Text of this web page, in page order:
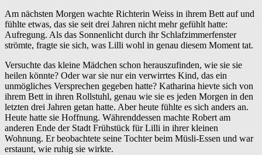
Am nächsten Morgen wachte Richterin Weiss in ihrem Bett auf und
fühlte etwas, das sie seit drei Jahren nicht mehr gefühlt hatte:
Aufregung. Als das Sonnenlicht durch ihr Schlafzimmerfenster
strömte, fragte sie sich, was Lilli wohl in genau diesem Moment tat.
Versuchte das kleine Mädchen schon herauszufinden, wie sie sie
heilen könnte? Oder war sie nur ein verwirrtes Kind, das ein
unmögliches Versprechen gegeben hatte? Katharina hievte sich von
ihrem Bett in ihren Rollstuhl, genau wie sie es jeden Morgen in den
letzten drei Jahren getan hatte. Aber heute fühlte es sich anders an.
Heute hatte sie Hoffnung. Währenddessen machte Robert am
anderen Ende der Stadt Frühstück für Lilli in ihrer kleinen
Wohnung. Er beobachtete seine Tochter beim Müsli-Essen und war
erstaunt, wie ruhig sie wirkte.